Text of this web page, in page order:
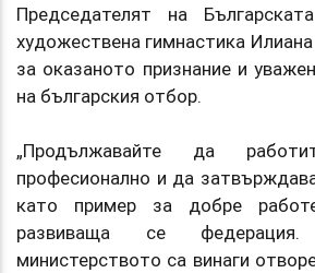
Председателят на
художествена гимнастика
за оказаното признание и
на българския отбор.
„Продължавайте да
професионално и да
като пример за добре
развиваща се
министерството са винаги